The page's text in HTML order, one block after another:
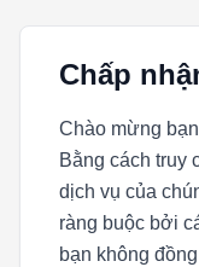
Chấp
Chào mừng
Bằng cách truy
dịch vụ của
ràng buộc bởi
bạn không